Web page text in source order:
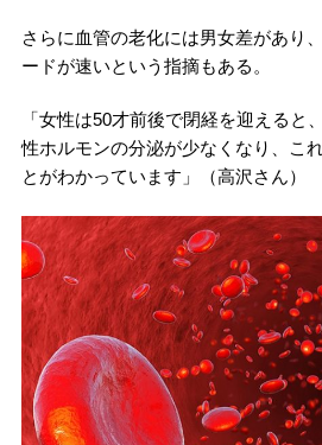
さらに血管の老化には男女差があり
ードが速いという指摘もある。
「女性は50才前後で閉経を迎えると
性ホルモンの分泌が少なくなり、こ
とがわかっています」（高沢さん）